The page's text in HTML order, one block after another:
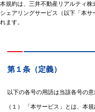
本規約は、三井不動産リアルティ
シェアリングサービス（以下「本
れます。
第１条（定義）
以下の各号の用語は当該各号の意
（１）
「本サービス」とは、本